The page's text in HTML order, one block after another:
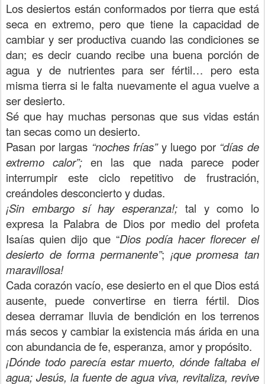
Los desiertos están conformados por tierra que está
seca en extremo, pero que tiene la capacidad de
cambiar y ser productiva cuando las condiciones se
dan; es decir cuando recibe una buena porción de
agua y de nutrientes para ser fértil… pero esta
misma tierra si le falta nuevamente el agua vuelve a
ser desierto.
Sé que hay muchas personas que sus vidas están
tan secas como un desierto.
Pasan por largas “noches frías”y luego por“días de
extremo calor”; en las que nada parece poder
interrumpir este ciclo repetitivo de frustración,
creándoles desconcierto y dudas.
¡Sin embargo sí hay esperanza!; tal y como lo
expresa la Palabra de Dios por medio del profeta
Isaías quien dijo que “Dios podía hacer florecer el
desierto de forma permanente”; ¡que promesa tan
maravillosa!
Cada corazón vacío, ese desierto en el que Dios está
ausente, puede convertirse en tierra fértil. Dios
desea derramar lluvia de bendición en los terrenos
más secos y cambiar la existencia más árida en una
con abundancia de fe, esperanza, amor y propósito.
¡Dónde todo parecía estar muerto, dónde faltaba el
agua; Jesús, la fuente de agua viva, revitaliza, revive